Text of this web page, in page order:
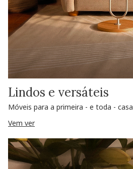
Lindos e versáteis
Móveis para a primeira - e toda - casa
Vem ver